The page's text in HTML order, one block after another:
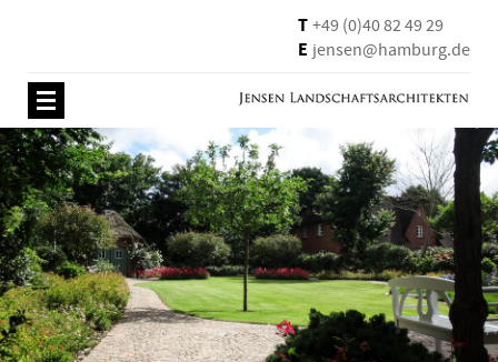
T +49 (0)40 82 49 29
E jensen@hamburg.de